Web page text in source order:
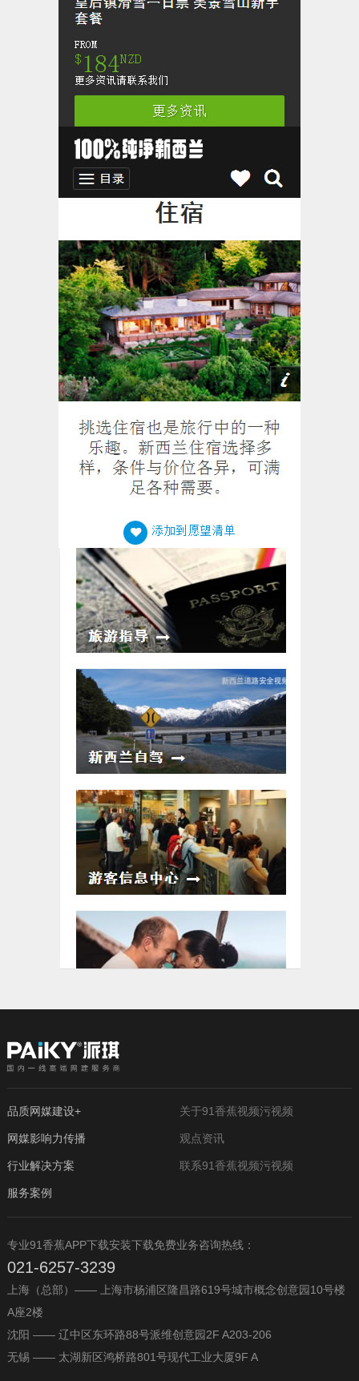
品质网媒建设+
网媒影响力传播
行业解决方案
服务案例
关于91香蕉视频污视频
观点资讯
联系91香蕉视频污视频
专业91香蕉APP下载安装下载免费业务咨询热线：
021-6257-3239
上海（总部）—— 上海市杨浦区隆昌路619号城市概念创意园10号楼
A座2楼
沈阳 —— 辽中区东环路88号派维创意园2F A203-206
无锡 —— 太湖新区鸿桥路801号现代工业大厦9F A